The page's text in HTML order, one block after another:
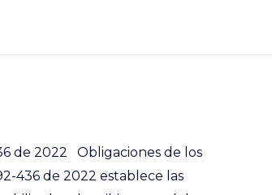
de 2022 Obligaciones de los
436 de 2022 establece las